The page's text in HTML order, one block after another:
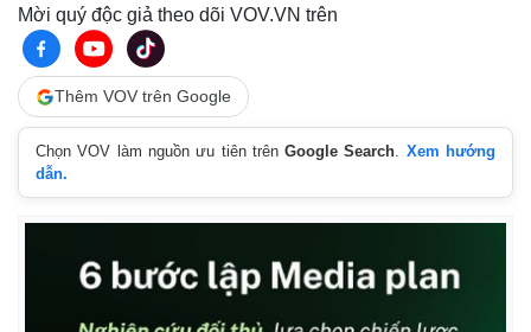
Mời quý độc giả theo dõi VOV.VN trên
Thêm VOV trên Google
Chọn VOV làm nguồn ưu tiên trênGoogle Search. Xem hướng
dẫn.